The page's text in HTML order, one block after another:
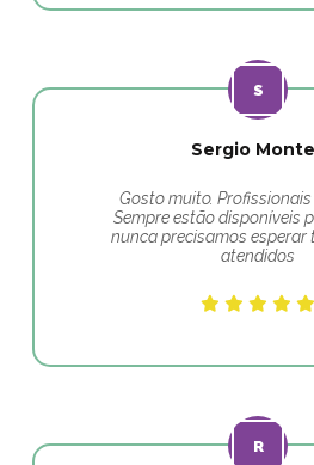
Sergio
Gosto muito. Profissionais
Sempre estão disponíveis
nunca precisamos esperar
atendidos